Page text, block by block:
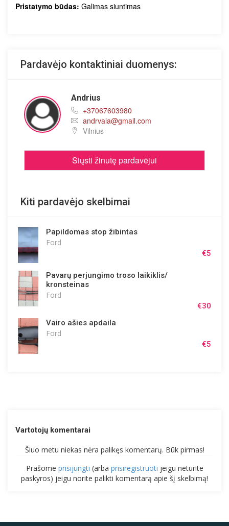
Pristatymo būdas: Galimas siuntimas
Pardavėjo kontaktiniai duomenys:
Andrius
+37067603980
andrvala@gmail.com
Vilnius
Siųsti žinutę pardavėjui
Kiti pardavėjo skelbimai
Papildomas stop žibintas
Ford
€5
Pavarų perjungimo troso laikiklis/
kronsteinas
Ford
€30
Vairo ašies apdaila
Ford
€5
Vartotojų komentarai
Šiuo metu niekas nėra palikęs komentarų. Būk pirmas!
Prašome prisijungti (arba prisiregistruoti jeigu neturite
paskyros) jeigu norite palikti komentarą apie šį skelbimą!